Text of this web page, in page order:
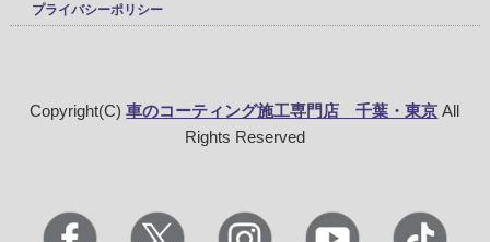
プライバシーポリシー
Copyright(C)車のコーティング施工専門店 千葉・東京 All
Rights Reserved